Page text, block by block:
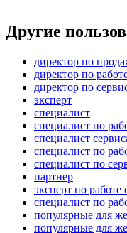
Другие
директор по
директор по
директор по
эксперт
специалист
специалист по
специалист
специалист по
специалист по
партнер
эксперт по работе
специалист по
популярные для
популярные для